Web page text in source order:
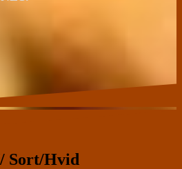
Sort/Hvid